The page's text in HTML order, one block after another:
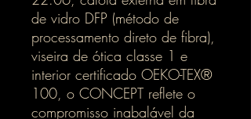
de vidro DFP (método de
processamento direto de fibra),
viseira de ótica classe 1 e
interior certificado OEKO-TEX®
100, o CONCEPT reflete o
compromisso inabalável da